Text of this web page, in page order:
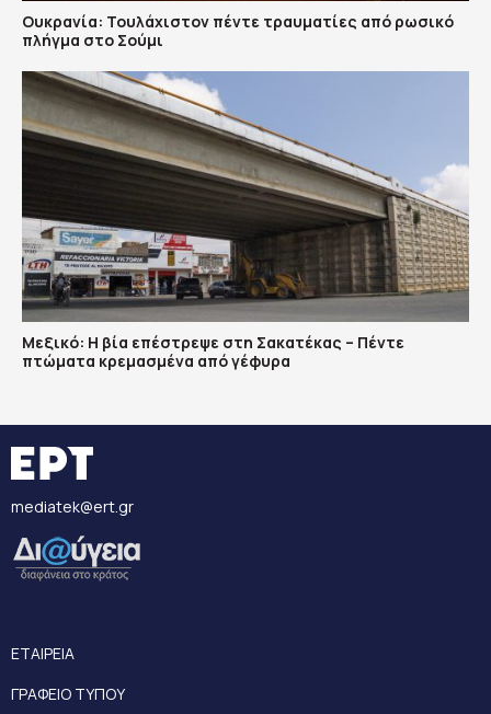
Ουκρανία: Τουλάχιστον πέντε τραυματίες από ρωσικό
πλήγμα στο Σούμι
Μεξικό: Η βία επέστρεψε στη Σακατέκας – Πέντε
πτώματα κρεμασμένα από γέφυρα
mediatek@ert.gr
ΕΤΑΙΡΕΙΑ
ΓΡΑΦΕΙΟ ΤΥΠΟΥ